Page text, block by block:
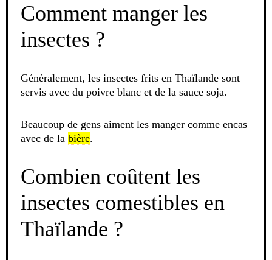
Comment manger les
insectes ?
Généralement, les insectes frits en Thaïlande sont
servis avec du poivre blanc et de la sauce soja.
Beaucoup de gens aiment les manger comme encas
avec de la bière.
Combien coûtent les
insectes comestibles en
Thaïlande ?